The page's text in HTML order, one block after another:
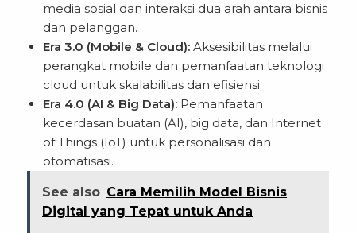
media sosial dan interaksi dua arah antara bisnis
dan pelanggan.
Era 3.0 (Mobile & Cloud): Aksesibilitas melalui
perangkat mobile dan pemanfaatan teknologi
cloud untuk skalabilitas dan efisiensi.
Era 4.0 (AI & Big Data): Pemanfaatan
kecerdasan buatan (AI), big data, dan Internet
of Things (IoT) untuk personalisasi dan
otomatisasi.
See also Cara Memilih Model Bisnis
Digital yang Tepat untuk Anda